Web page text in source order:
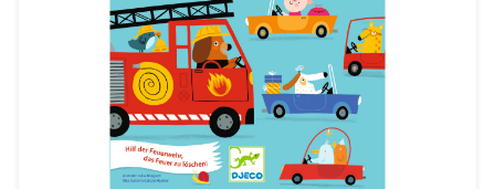
Zirafa - Geschicklichkeit Und Manipulation